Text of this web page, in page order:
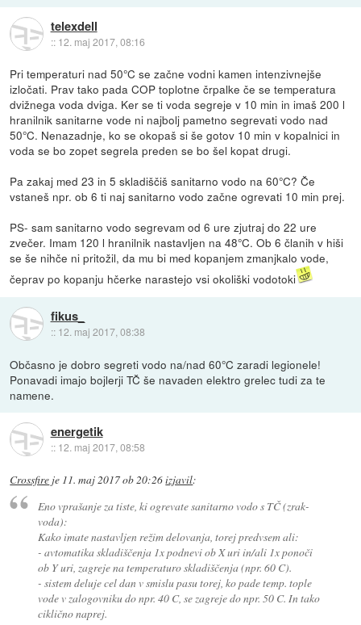
telexdell
:: 12. maj 2017, 08:16
Pri temperaturi nad 50°C se začne vodni kamen intenzivnejše
izločati. Prav tako pada COP toplotne črpalke če se temperatura
dvižnega voda dviga. Ker se ti voda segreje v 10 min in imaš 200 l
hranilnik sanitarne vode ni najbolj pametno segrevati vodo nad
50°C. Nenazadnje, ko se okopaš si še gotov 10 min v kopalnici in
voda se bo zopet segrela preden se bo šel kopat drugi.
Pa zakaj med 23 in 5 skladiščiš sanitarno vodo na 60°C? Če
vstaneš npr. ob 6 ti naj sanitarno vodo začne ogrevati 10 min prej.
PS- sam sanitarno vodo segrevam od 6 ure zjutraj do 22 ure
zvečer. Imam 120 l hranilnik nastavljen na 48°C. Ob 6 članih v hiši
se še nihče ni pritožil, da mu bi med kopanjem zmanjkalo vode,
čeprav po kopanju hčerke narastejo vsi okoliški vodotoki
fikus_
:: 12. maj 2017, 08:38
Občasno je dobro segreti vodo na/nad 60°C zaradi legionele!
Ponavadi imajo bojlerji TČ še navaden elektro grelec tudi za te
namene.
energetik
:: 12. maj 2017, 08:58
Crossfire je 11. maj 2017 ob 20:26izjavil:
Eno vprašanje za tiste, ki ogrevate sanitarno vodo s TČ (zrak-
voda):
Kako imate nastavljen režim delovanja, torej predvsem ali:
- avtomatika skladiščenja 1x podnevi ob X uri in/ali 1x ponoči
ob Y uri, zagreje na temperaturo skladiščenja (npr. 60 C).
- sistem deluje cel dan v smislu pasu torej, ko pade temp. tople
vode v zalogovniku do npr. 40 C, se zagreje do npr. 50 C. In tako
ciklično naprej.